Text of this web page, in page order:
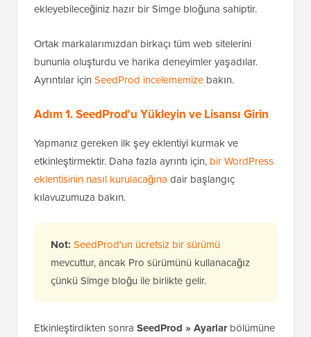
ekleyebileceğiniz hazır bir Simge bloğuna sahiptir.
Ortak markalarımızdan birkaçı tüm web sitelerini
bununla oluşturdu ve harika deneyimler yaşadılar.
Ayrıntılar için SeedProd incelememize bakın.
Adım 1. SeedProd'u Yükleyin ve Lisansı Girin
Yapmanız gereken ilk şey eklentiyi kurmak ve
etkinleştirmektir. Daha fazla ayrıntı için, bir WordPress
eklentisinin nasıl kurulacağına dair başlangıç
kılavuzumuza bakın.
Not: SeedProd'un ücretsiz bir sürümü
mevcuttur, ancak Pro sürümünü kullanacağız
çünkü Simge bloğu ile birlikte gelir.
Etkinleştirdikten sonra SeedProd » Ayarlarbölümüne